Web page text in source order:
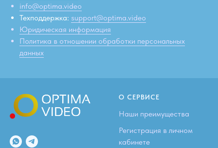
info@optima.video
Техподдержка: support@optima.video
Юридическая информация
Политика в отношении обработки персональных
данных
О СЕРВИСЕ
Наши преимущества
Регистрация в личном
кабинете